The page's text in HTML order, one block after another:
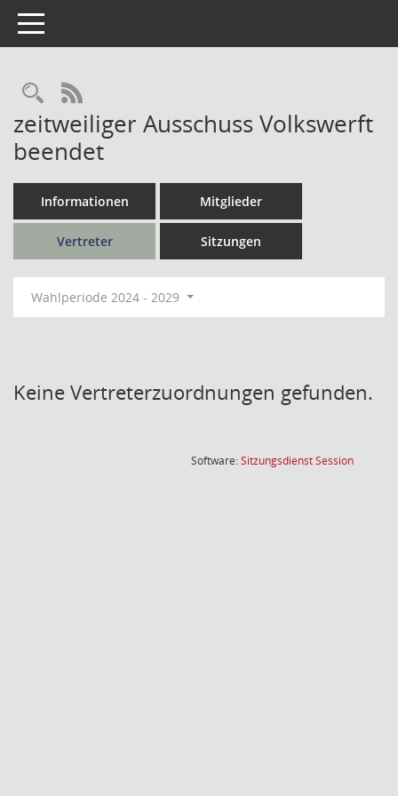
Toggle navigation
Rechercheauswahl
RSS-Feed
zeitweiliger Ausschuss Volkswerft
beendet
Informationen Mitglieder
Vertreter Sitzungen
Wahlperiode 2024 - 2029
Keine Vertreterzuordnungen gefunden.
Software:SitzungsdienstSession(Wird in